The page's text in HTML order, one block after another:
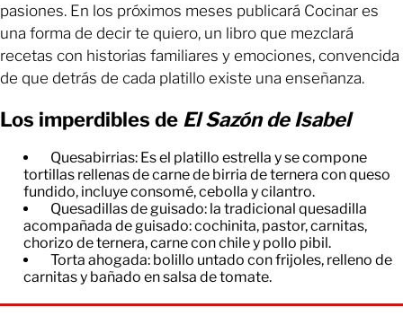
pasiones. En los próximos meses publicará Cocinar es
una forma de decir te quiero, un libro que mezclará
recetas con historias familiares y emociones, convencida
de que detrás de cada platillo existe una enseñanza.
Los imperdibles de El Sazón de Isabel
Quesabirrias: Es el platillo estrella y se compone
tortillas rellenas de carne de birria de ternera con queso
fundido, incluye consomé, cebolla y cilantro.
Quesadillas de guisado: la tradicional quesadilla
acompañada de guisado: cochinita, pastor, carnitas,
chorizo de ternera, carne con chile y pollo pibil.
Torta ahogada: bolillo untado con frijoles, relleno de
carnitas y bañado en salsa de tomate.